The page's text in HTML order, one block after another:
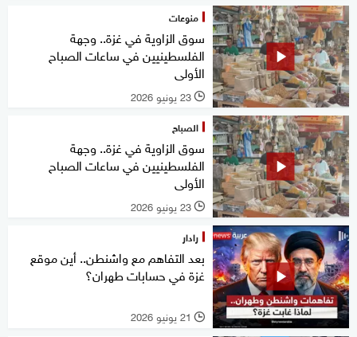
منوعات
سوق الزاوية في غزة.. وجهة
الفلسطينيين في ساعات الصباح
الأولى
l 23 يونيو 2026
الصباح
سوق الزاوية في غزة.. وجهة
الفلسطينيين في ساعات الصباح
الأولى
l 23 يونيو 2026
رادار
بعد التفاهم مع واشنطن.. أين موقع
غزة في حسابات طهران؟
l 21 يونيو 2026